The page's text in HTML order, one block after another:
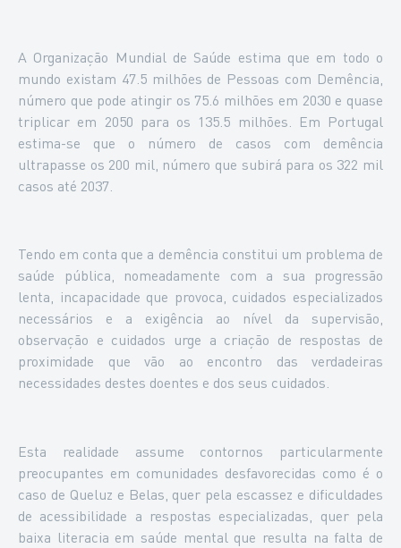
A Organização Mundial de Saúde estima que em todo o
mundo existam 47.5 milhões de Pessoas com Demência,
número que pode atingir os 75.6 milhões em 2030 e quase
triplicar em 2050 para os 135.5 milhões. Em Portugal
estima-se que o número de casos com demência
ultrapasse os 200 mil, número que subirá para os 322 mil
casos até 2037.
Tendo em conta que a demência constitui um problema de
saúde pública, nomeadamente com a sua progressão
lenta, incapacidade que provoca, cuidados especializados
necessários e a exigência ao nível da supervisão,
observação e cuidados urge a criação de respostas de
proximidade que vão ao encontro das verdadeiras
necessidades destes doentes e dos seus cuidados.
Esta realidade assume contornos particularmente
preocupantes em comunidades desfavorecidas como é o
caso de Queluz e Belas, quer pela escassez e dificuldades
de acessibilidade a respostas especializadas, quer pela
baixa literacia em saúde mental que resulta na falta de